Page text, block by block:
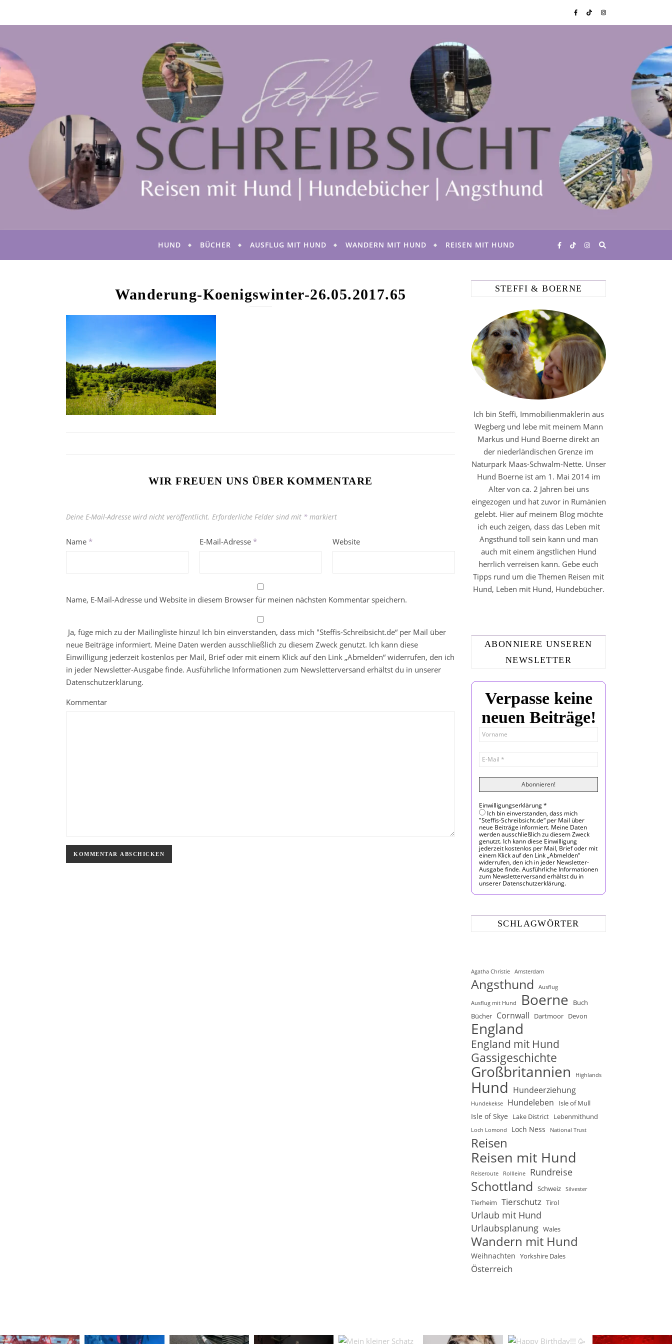
HUND BÜCHER AUSFLUG MIT HUND WANDERN MIT HUND REISEN MIT HUND
Wanderung-Koenigswinter-26.05.2017.65
WIR FREUEN UNS ÜBER KOMMENTARE
Deine E-Mail-Adresse wird nicht veröffentlicht. Erforderliche Felder sind mit * markiert
Name * E-Mail-Adresse * Website
Name, E-Mail-Adresse und Website in diesem Browser für meinen nächsten Kommentar speichern.
Ja, füge mich zu der Mailingliste hinzu! Ich bin einverstanden, dass mich "Steffis-Schreibsicht.de“ per Mail über
neue Beiträge informiert. Meine Daten werden ausschließlich zu diesem Zweck genutzt. Ich kann diese
Einwilligung jederzeit kostenlos per Mail, Brief oder mit einem Klick auf den Link „Abmelden“ widerrufen, den ich
in jeder Newsletter-Ausgabe finde. Ausführliche Informationen zum Newsletterversand erhältst du in unserer
Datenschutzerklärung.
Kommentar
STEFFI & BOERNE
Ich bin Steffi, Immobilienmaklerin aus
Wegberg und lebe mit meinem Mann
Markus und Hund Boerne direkt an
der niederländischen Grenze im
Naturpark Maas-Schwalm-Nette. Unser
Hund Boerne ist am 1. Mai 2014 im
Alter von ca. 2 Jahren bei uns
eingezogen und hat zuvor in Rumänien
gelebt. Hier auf meinem Blog möchte
ich euch zeigen, dass das Leben mit
Angsthund toll sein kann und man
auch mit einem ängstlichen Hund
herrlich verreisen kann. Gebe euch
Tipps rund um die Themen Reisen mit
Hund, Leben mit Hund, Hundebücher.
ABONNIERE UNSEREN
NEWSLETTER
Verpasse keine
neuen Beiträge!
Einwilligungserklärung*
Ich bin einverstanden, dass mich
"Steffis-Schreibsicht.de“ per Mail über
neue Beiträge informiert. Meine Daten
werden ausschließlich zu diesem Zweck
genutzt. Ich kann diese Einwilligung
jederzeit kostenlos per Mail, Brief oder mit
einem Klick auf den Link „Abmelden“
widerrufen, den ich in jeder Newsletter-
Ausgabe finde. Ausführliche Informationen
zum Newsletterversand erhältst du in
unserer Datenschutzerklärung.
SCHLAGWÖRTER
Agatha Christie Amsterdam
Angsthund Ausflug
Ausflug mit Hund Boerne
Buch
Bücher Cornwall Dartmoor Devon
England
England mit Hund
Gassigeschichte
Großbritannien Highlands
Hund Hundeerziehung
Hundekekse Hundeleben Isle of Mull
Isle of Skye Lake District Lebenmithund
Loch Lomond Loch Ness National Trust
Reisen
Reisen mit Hund
Reiseroute Rollleine Rundreise
Schottland Schweiz Silvester
Tierheim Tierschutz Tirol
Urlaub mit Hund
Urlaubsplanung Wales
Wandern mit Hund
Weihnachten Yorkshire Dales
Österreich